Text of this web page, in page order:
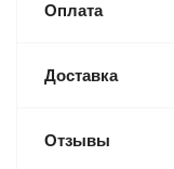
Оплата
Доставка
Отзывы